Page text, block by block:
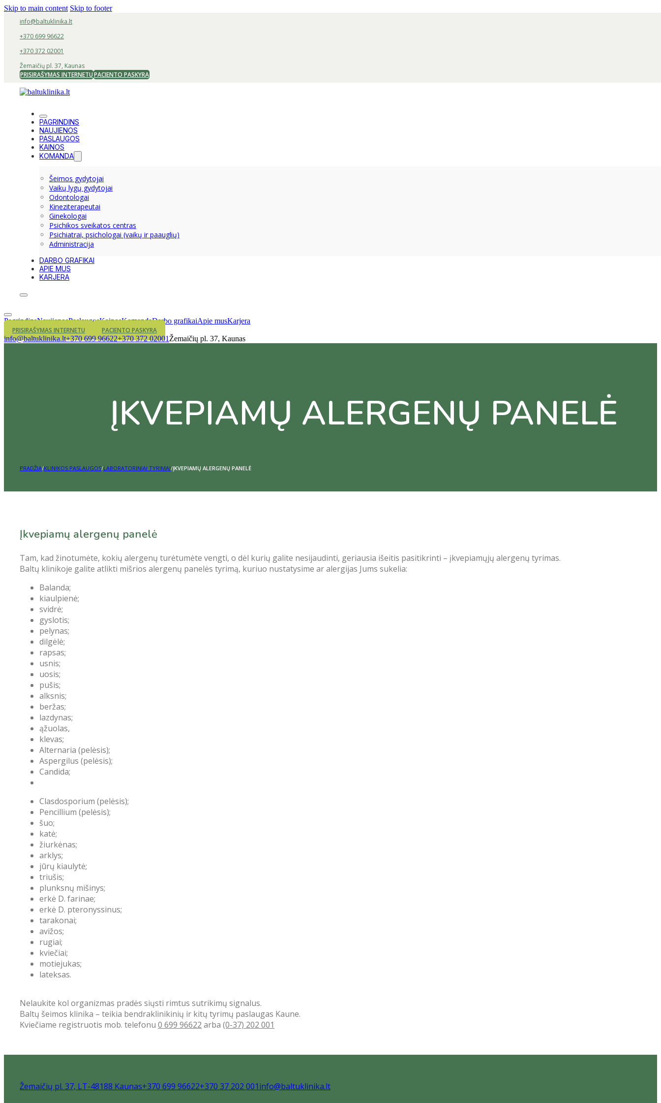
Skip to main content Skip to footer
info@baltuklinika.lt
+370 699 96622
+370 372 02001
Žemaičių pl. 37, Kaunas
PRISIRAŠYMAS INTERNETUPACIENTO PASKYRA
PAGRINDINS
NAUJIENOS
PASLAUGOS
KAINOS
KOMANDA
Šeimos gydytojai
Vaikų lygų gydytojai
Odontologai
Kineziterapeutai
Ginekologai
Psichikos sveikatos centras
Psichiatrai, psichologai (vaikų ir paauglių)
Administracija
DARBO GRAFIKAI
APIE MUS
KARJERA
PagrindinsNaujienosPaslaugosKainosKomandaDarbo grafikaiApie musKarjera
PRISIRAŠYMAS INTERNETU
PACIENTO PASKYRA
info@baltuklinika.lt+370 699 96622+370 372 02001 Žemaičių pl. 37, Kaunas
ĮKVEPIAMŲ ALERGENŲ PANELĖ
PRADŽIA/KLINIKOS PASLAUGOS/LABORATORINIAI TYRIMAI/ĮKVEPIAMŲ ALERGENŲ PANELĖ
Įkvepiamų alergenų panelė
Tam, kad žinotumėte, kokių alergenų turėtumėte vengti, o dėl kurių galite nesijaudinti, geriausia išeitis pasitikrinti – įkvepiamųjų alergenų tyrimas.
Baltų klinikoje galite atlikti mišrios alergenų panelės tyrimą, kuriuo nustatysime ar alergijas Jums sukelia:
Balanda;
kiaulpienė;
svidrė;
gyslotis;
pelynas;
dilgėlė;
rapsas;
usnis;
uosis;
pušis;
alksnis;
beržas;
lazdynas;
ąžuolas,
klevas;
Alternaria (pelėsis);
Aspergilus (pelėsis);
Candida;
Clasdosporium (pelėsis);
Pencillium (pelėsis);
šuo;
katė;
žiurkėnas;
arklys;
jūrų kiaulytė;
triušis;
plunksnų mišinys;
erkė D. farinae;
erkė D. pteronyssinus;
tarakonai;
avižos;
rugiai;
kviečiai;
motiejukas;
lateksas.
Nelaukite kol organizmas pradės siųsti rimtus sutrikimų signalus.
Baltų šeimos klinika – teikia bendraklinikinių ir kitų tyrimų paslaugas Kaune.
Kviečiame registruotis mob. telefonu 0 699 96622 arba (0-37) 202 001
Žemaičių pl. 37, LT-48188 Kaunas+370 699 96622+370 37 202 001info@baltuklinika.lt